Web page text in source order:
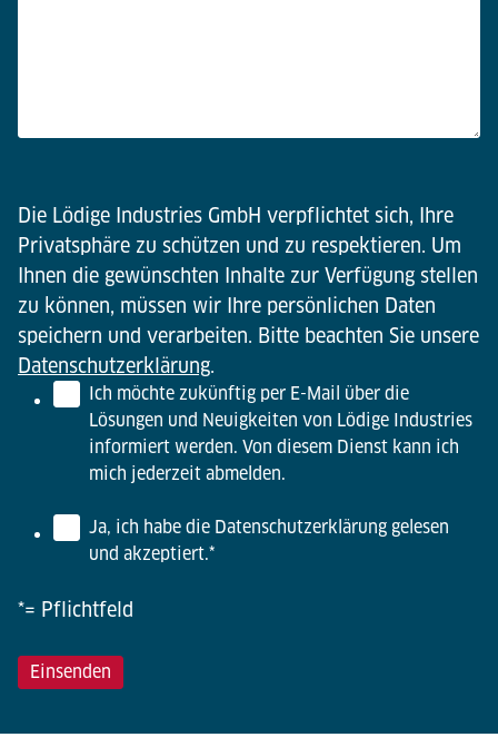
Die Lödige Industries GmbH verpflichtet sich, Ihre
Privatsphäre zu schützen und zu respektieren. Um
Ihnen die gewünschten Inhalte zur Verfügung stellen
zu können, müssen wir Ihre persönlichen Daten
speichern und verarbeiten. Bitte beachten Sie unsere
Datenschutzerklärung.
Ich möchte zukünftig per E-Mail über die
Lösungen und Neuigkeiten von Lödige Industries
informiert werden. Von diesem Dienst kann ich
mich jederzeit abmelden.
Ja, ich habe die Datenschutzerklärung gelesen
und akzeptiert.*
*= Pflichtfeld